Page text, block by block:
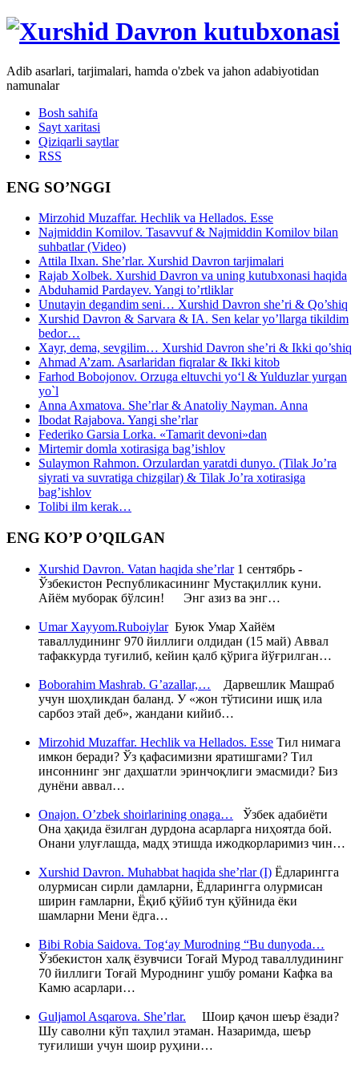
Adib asarlari, tarjimalari, hamda o'zbek va jahon adabiyotidan
namunalar
Bosh sahifa
Sayt xaritasi
Qiziqarli saytlar
RSS
ENG SO’NGGI
Mirzohid Muzaffar. Hechlik va Hellados. Esse
Najmiddin Komilov. Tasavvuf & Najmiddin Komilov bilan
suhbatlar (Video)
Attila Ilxan. She’rlar. Xurshid Davron tarjimalari
Rajab Xolbek. Xurshid Davron va uning kutubxonasi haqida
Abduhamid Pardayev. Yangi to’rtliklar
Unutayin degandim seni… Xurshid Davron she’ri & Qo’shiq
Xurshid Davron & Sarvara & IA. Sen kelar yo’llarga tikildim
bedor…
Xayr, dema, sevgilim… Xurshid Davron she’ri & Ikki qo’shiq
Ahmad A’zam. Asarlaridan fiqralar & Ikki kitob
Farhod Bobojonov. Orzuga eltuvchi yo‘l & Yulduzlar yurgan
yo`l
Anna Axmatova. She’rlar & Anatoliy Nayman. Anna
Ibodat Rajabova. Yangi she’rlar
Federiko Garsia Lorka. «Tamarit devoni»dan
Mirtemir domla xotirasiga bag’ishlov
Sulaymon Rahmon. Orzulardan yaratdi dunyo. (Tilak Jo’ra
siyrati va suvratiga chizgilar) & Tilak Jo’ra xotirasiga
bag’ishlov
Tolibi ilm kerak…
ENG KO’P O’QILGAN
Xurshid Davron. Vatan haqida she’rlar1 сентябрь -
Ўзбекистон Республикасининг Мустақиллик куни.
Айём муборак бўлсин! Энг азиз ва энг…
Umar Xayyom.RuboiylarБуюк Умар Хайём
таваллудининг 970 йиллиги олдидан (15 май) Аввал
тафаккурда туғилиб, кейин қалб қўрига йўғрилган…
Boborahim Mashrab. G’azallar,… Дарвешлик Машраб
учун шоҳликдан баланд. У «жон тўтисини ишқ ила
сарбоз этай деб», жандани кийиб…
Mirzohid Muzaffar. Hechlik va Hellados. Esse Тил нимага
имкон беради? Ўз қафасимизни яратишгами? Тил
инсоннинг энг даҳшатли эринчоқлиги эмасмиди? Биз
дунёни аввал…
Onajon. O’zbek shoirlarining onaga… Ўзбек адабиёти
Она ҳақида ёзилган дурдона асарларга ниҳоятда бой.
Онани улуғлашда, мадҳ этишда ижодкорларимиз чин…
Xurshid Davron. Muhabbat haqida she’rlar (I) Ёдларингга
олурмисан сирли дамларни, Ёдларингга олурмисан
ширин ғамларни, Ёқиб қўйиб тун қўйнида ёки
шамларни Мени ёдга…
Bibi Robia Saidova. Tog‘ay Murodning “Bu dunyoda…
Ўзбекистон халқ ёзувчиси Тоғай Мурод таваллудининг
70 йиллиги Тоғай Муроднинг ушбу романи Кафка ва
Камю асарлари…
Guljamol Asqarova. She’rlar. Шоир қачон шеър ёзади?
Шу саволни кўп таҳлил этаман. Назаримда, шеър
туғилиши учун шоир руҳини…